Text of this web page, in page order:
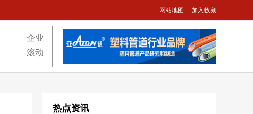
网站地图 加入收藏
企业
滚动
热点资讯